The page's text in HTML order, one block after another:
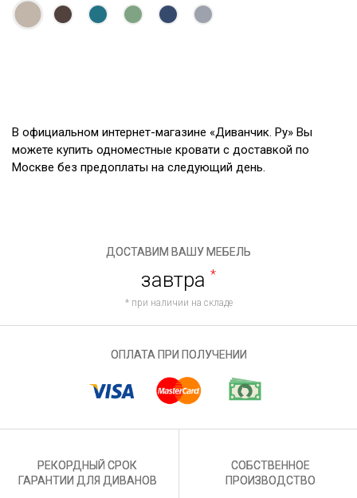
Размеры
В официальном интернет-магазине «Диванчик. Ру» Вы
можете купить одноместные кровати с доставкой по
Москве без предоплаты на следующий день.
ДОСТАВИМ ВАШУ МЕБЕЛЬ
завтра *
* при наличии на складе
ОПЛАТА ПРИ ПОЛУЧЕНИИ
РЕКОРДНЫЙ СРОК
ГАРАНТИИ ДЛЯ ДИВАНОВ
СОБСТВЕННОЕ
ПРОИЗВОДСТВО